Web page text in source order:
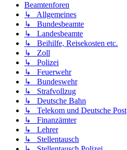
Beamtenforen
↳ Allgemeines
↳ Bundesbeamte
↳ Landesbeamte
↳ Beihilfe, Reisekosten etc.
↳ Zoll
↳ Polizei
↳ Feuerwehr
↳ Bundeswehr
↳ Strafvollzug
↳ Deutsche Bahn
↳ Telekom und Deutsche Post
↳ Finanzämter
↳ Lehrer
↳ Stellentausch